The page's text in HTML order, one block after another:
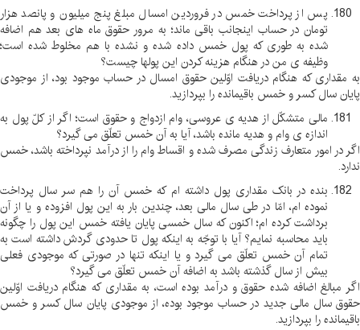
پس از پرداخت خمس در فروردین امسال مبلغ پنج میلیون و پانصد هزار
تومان در حساب اینجانب باقی ماند؛ به مرور حقوق ماه های بعد هم اضافه
شده به طوری که پول خمس داده شده و نشده با هم مخلوط شده است؛
وظیفه ی من در هنگام هزینه کردن این پولها چیست؟
به مقداری که هنگام دریافت اوّلین حقوق امسال در حساب موجود بود، از موجودی
پایان سال کسر و خمس باقیمانده را بپردازید.
مالی متشکّل از هدیه ی عروسی، وام ازدواج و حقوق است؛ اگر از کلّ پول به
اندازه ی وام و هدیه مانده باشد، آیا به آن خمس تعلّق می گیرد؟
اگر در امور متعارف زندگی مصرف شده و اقساط وام را از درآمد نپرداخته باشد، خمس
ندارد.
بنده در بانک مقداری پول داشته ام که خمس آن را هم سر سال پرداخت
نموده ام، امّا در طی سال مالی بعد، چندین بار به این پول افزوده و یا از آن
برداشت کرده ام؛ اکنون که سال خمسی پایان یافته خمس این پول را چگونه
باید محاسبه نمایم؟ آیا با توجّه به اینکه پول تا حدودی گردش داشته است به
تمام آن خمس تعلّق می گیرد و یا اینکه تنها در صورتی که موجودی فعلی
بیش از سال گذشته باشد به اضافه آن خمس تعلّق می گیرد؟
اگر مبالغ اضافه شده حقوق و درآمد بوده است، به مقداری که هنگام دریافت اوّلین
حقوق سال مالی جدید در حساب موجود بوده، از موجودی پایان سال کسر و خمس
باقیمانده را بپردازید.